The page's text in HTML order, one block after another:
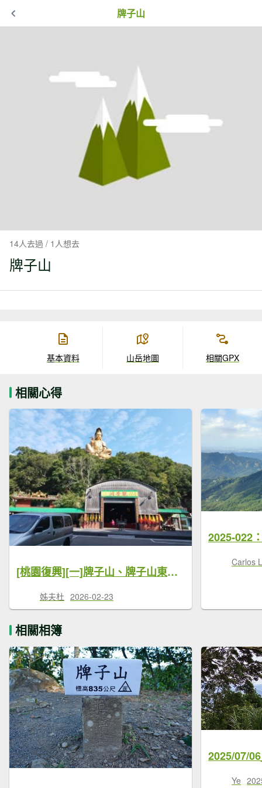
牌子山
14人去過 / 1人想去
牌子山
基本資料 山岳地圖 相關GPX
相關心得
[桃園復興][一]牌子山、牌子山東北峰、金平山南峰、金平山、金平山西峰、小烏來山(龍鳳山)、圓山(角板山)
姊夫杜 2026-02-23
2025-022
Carlos
相關相簿
Ye